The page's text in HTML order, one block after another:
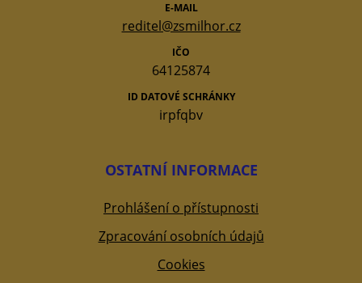
E-MAIL
reditel@zsmilhor.cz
IČO
64125874
ID DATOVÉ SCHRÁNKY
irpfqbv
OSTATNÍ INFORMACE
Prohlášení o přístupnosti
Zpracování osobních údajů
Cookies